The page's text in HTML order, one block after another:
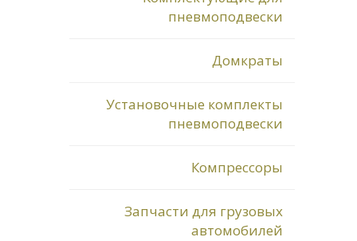
пневмоподвески
Домкраты
Установочные комплекты
пневмоподвески
Компрессоры
Запчасти для грузовых
автомобилей